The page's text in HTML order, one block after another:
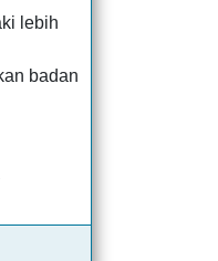
lebih
badan